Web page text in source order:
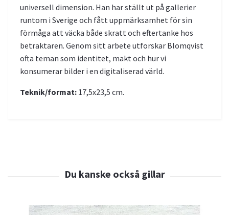
universell dimension. Han har ställt ut på gallerier
runtom i Sverige och fått uppmärksamhet för sin
förmåga att väcka både skratt och eftertanke hos
betraktaren. Genom sitt arbete utforskar Blomqvist
ofta teman som identitet, makt och hur vi
konsumerar bilder i en digitaliserad värld.
Teknik/format: 17,5x23,5 cm.